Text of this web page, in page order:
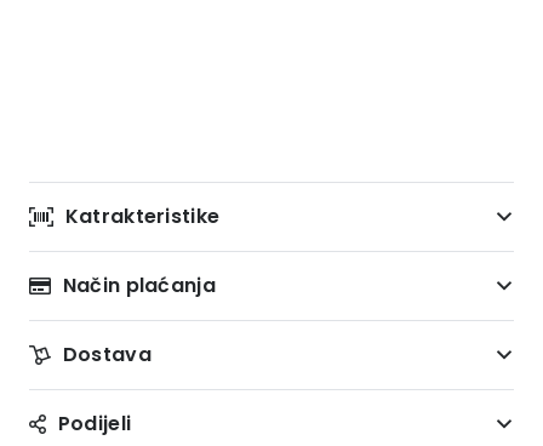
Katrakteristike
Način plaćanja
Dostava
Podijeli